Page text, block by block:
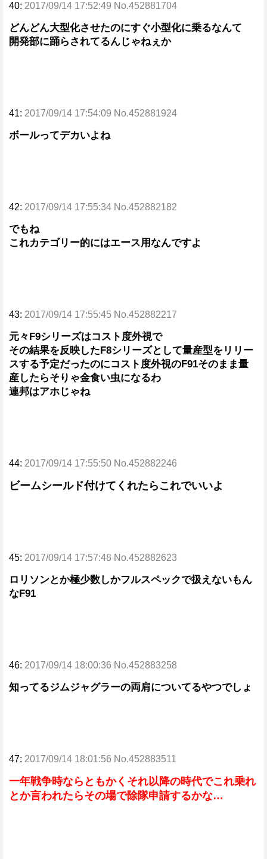
40: 2017/09/14 17:52:49 No.452881704
どんどん大型化させたのにすぐ小型化に乗るなんて
開発部に踊らされてるんじゃねぇか
41: 2017/09/14 17:54:09 No.452881924
ボールってデカいよね
42: 2017/09/14 17:55:34 No.452882182
でもね
これカテゴリー的にはエース用なんですよ
43: 2017/09/14 17:55:45 No.452882217
元々F9シリーズはコスト度外視で
その結果を反映したF8シリーズとして量産型をリリー
スする予定だったのにコスト度外視のF91そのまま量
産したらそりゃ金食い虫になるわ
連邦はアホじゃね
44: 2017/09/14 17:55:50 No.452882246
ビームシールド付けてくれたらこれでいいよ
45: 2017/09/14 17:57:48 No.452882623
ロリソンとか極少数しかフルスペックで扱えないもん
なF91
46: 2017/09/14 18:00:36 No.452883258
知ってるジムジャグラーの両肩についてるやつでしょ
47: 2017/09/14 18:01:56 No.452883511
一年戦争時ならともかくそれ以降の時代でこれ乗れ
とか言われたらその場で除隊申請するかな…